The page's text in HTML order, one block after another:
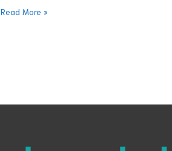
Read More »